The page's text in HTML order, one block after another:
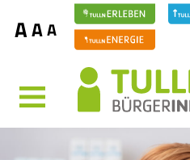
AAA
MENÜ